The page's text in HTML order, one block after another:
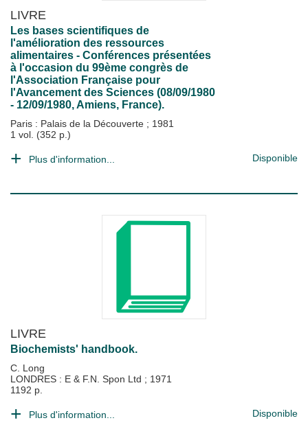
LIVRE
Les bases scientifiques de
l'amélioration des ressources
alimentaires - Conférences présentées
à l'occasion du 99ème congrès de
l'Association Française pour
l'Avancement des Sciences (08/09/1980
- 12/09/1980, Amiens, France).
Paris : Palais de la Découverte ; 1981
1 vol. (352 p.)
Plus d'information... Disponible
LIVRE
Biochemists' handbook.
C. Long
LONDRES : E & F.N. Spon Ltd ; 1971
1192 p.
Plus d'information... Disponible